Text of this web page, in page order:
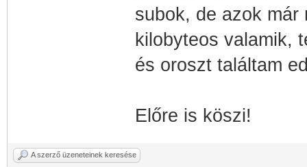
subok, de azok
kilobyteos valamik,
és oroszt találtam
Előre is köszi!
A szerző üzeneteinek keresése